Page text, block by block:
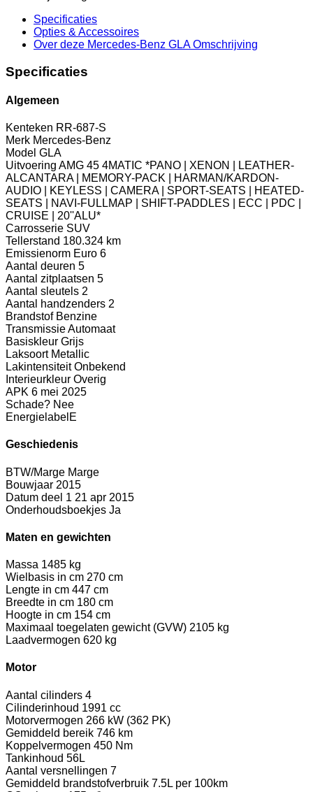
Specificaties
Opties & Accessoires
Over deze Mercedes-Benz GLA Omschrijving
Specificaties
Algemeen
Kenteken RR-687-S
Merk Mercedes-Benz
Model GLA
Uitvoering AMG 45 4MATIC *PANO | XENON | LEATHER-
ALCANTARA | MEMORY-PACK | HARMAN/KARDON-
AUDIO | KEYLESS | CAMERA | SPORT-SEATS | HEATED-
SEATS | NAVI-FULLMAP | SHIFT-PADDLES | ECC | PDC |
CRUISE | 20''ALU*
Carrosserie SUV
Tellerstand 180.324 km
Emissienorm Euro 6
Aantal deuren 5
Aantal zitplaatsen 5
Aantal sleutels 2
Aantal handzenders 2
Brandstof Benzine
TransmissieAutomaat
Basiskleur Grijs
Laksoort Metallic
Lakintensiteit Onbekend
Interieurkleur Overig
APK 6 mei 2025
Schade? Nee
Energielabel E
Geschiedenis
BTW/Marge Marge
Bouwjaar 2015
Datum deel 1 21 apr 2015
Onderhoudsboekjes Ja
Maten en gewichten
Massa 1485 kg
Wielbasis in cm 270 cm
Lengte in cm 447 cm
Breedte in cm 180 cm
Hoogte in cm 154 cm
Maximaal toegelaten gewicht (GVW) 2105 kg
Laadvermogen 620 kg
Motor
Aantal cilinders 4
Cilinderinhoud 1991 cc
Motorvermogen 266 kW (362 PK)
Gemiddeld bereik 746 km
Koppelvermogen 450 Nm
Tankinhoud 56L
Aantal versnellingen 7
Gemiddeld brandstofverbruik 7.5L per 100km